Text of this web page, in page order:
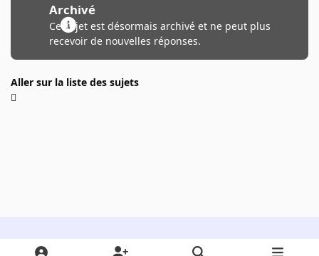
Archivé
Ce sujet est désormais archivé et ne peut plus
recevoir de nouvelles réponses.
Aller sur la liste des sujets